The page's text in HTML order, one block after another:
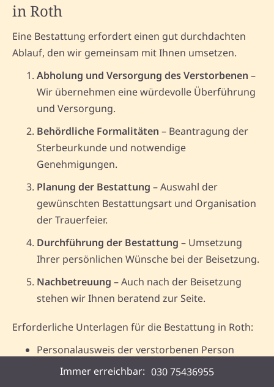
in Roth
Eine Bestattung erfordert einen gut durchdachten
Ablauf, den wir gemeinsam mit Ihnen umsetzen.
Abholung und Versorgung des Verstorbenen –
Wir übernehmen eine würdevolle Überführung
und Versorgung.
Behördliche Formalitäten – Beantragung der
Sterbeurkunde und notwendige
Genehmigungen.
Planung der Bestattung – Auswahl der
gewünschten Bestattungsart und Organisation
der Trauerfeier.
Durchführung der Bestattung – Umsetzung
Ihrer persönlichen Wünsche bei der Beisetzung.
Nachbetreuung – Auch nach der Beisetzung
stehen wir Ihnen beratend zur Seite.
Erforderliche Unterlagen für die Bestattung in Roth:
Personalausweis der verstorbenen Person
Sterbeurkunde
Immer erreichbar: 030 75436955